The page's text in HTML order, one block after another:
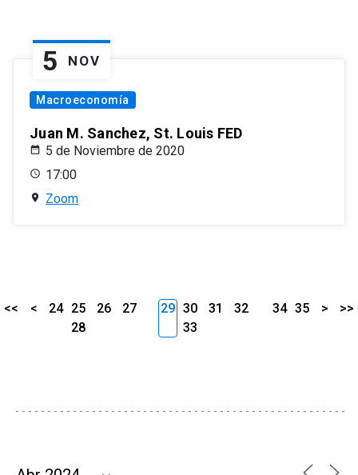
5 NOV
Macroeconomía
Juan M. Sanchez, St. Louis FED
5 de Noviembre de 2020
17:00
Zoom
<< < 24 25 26
27
28
29 30 31
32
33
34 35 > >>